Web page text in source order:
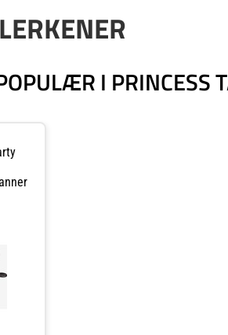
I PRINCESS